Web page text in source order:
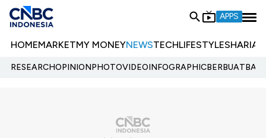
APPS
HOMEMARKETMY MONEYNEWSTECHLIFESTYLESHARIA
RESEARCHOPINIONPHOTOVIDEOINFOGRAPHIC